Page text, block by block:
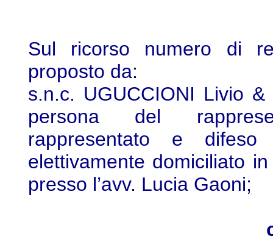
Sul ricorso numero di
proposto da:
s.n.c. UGUCCIONI Livio
persona del
rappresentato e difeso
elettivamente domiciliato
presso l’avv. Lucia Gaoni;